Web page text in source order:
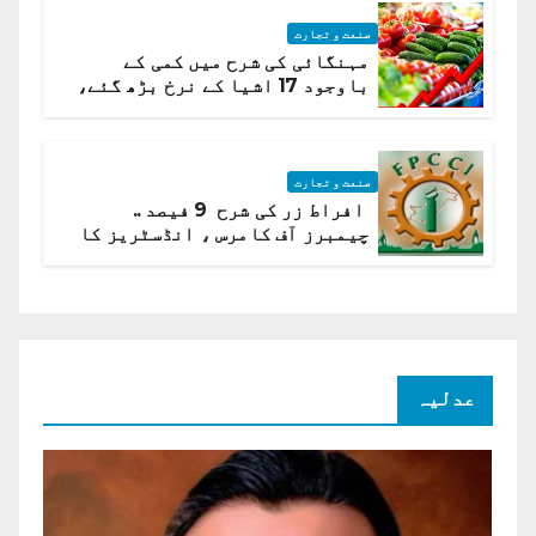
صنعت و تجارت
مہنگائی کی شرح میں کمی کے
باوجود 17 اشیا کے نرخ بڑھ گئے،
صنعت و تجارت
افراط زر کی شرح 9 فیصد ..
چیمبرز آف کامرس ، انڈسٹریز کا
عدلیہ